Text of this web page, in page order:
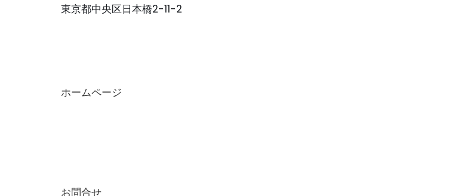
東京都中央区日本橋2-11-2
ホームページ
お問合せ